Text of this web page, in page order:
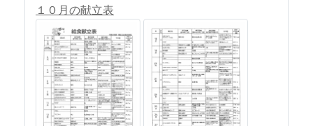
１０月の献立表